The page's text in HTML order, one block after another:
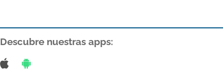
Descubre nuestras apps: